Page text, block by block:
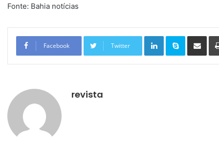
Fonte: Bahia notícias
Facebook Twitter
Linkedin Skype
revista